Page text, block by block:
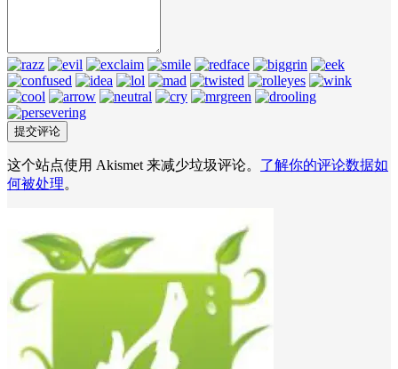
这个站点使用 Akismet 来减少垃圾评论。 了解你的评论数据如
何被处理。